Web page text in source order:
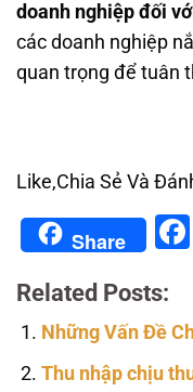
doanh nghiệp đối
các doanh nghiệp
quan trọng để tuân
Like,Chia Sẻ Và
Share
Related Posts:
Những Vấn Đề
Thu nhập chịu